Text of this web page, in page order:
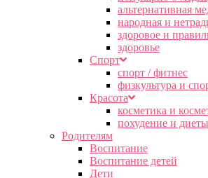
альтернативная
народная и
здоровое и
здоровье
Спорт
спорт / фитнес
физкультура и
Красота
косметика и
похудение и диеты
Родителям
Воспитание
Воспитание детей
Дети